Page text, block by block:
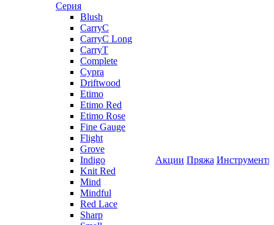
Серия
Blush
CarryC
CarryC Long
CarryT
Complete
Cypra
Driftwood
Etimo
Etimo Red
Etimo Rose
Fine Gauge
Flight
Grove
Indigo
Knit Red
Mind
Mindful
Red Lace
Sharp
Акции Пряжа Инструменты